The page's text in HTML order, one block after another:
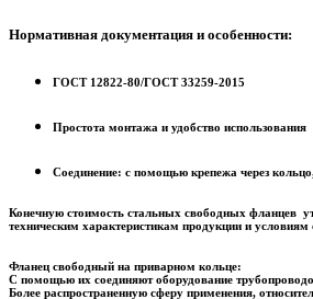
Нормативная документация и особенности:
ГОСТ 12822-80/ГОСТ 33259-2015
Простота монтажа и удобство использования
Соединение: с помощью крепежа через
Конечную стоимость стальных свободных фланцев
техническим характеристикам продукции и
Фланец свободный на приварном кольце:
С помощью их соединяют оборудование
Более распространенную сферу применения,